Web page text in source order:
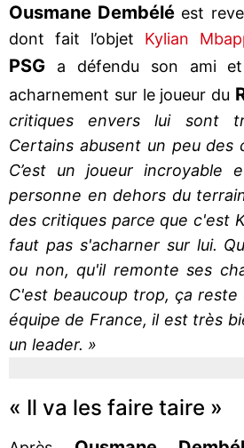
Ousmane Dembélé est
dont fait l’objet Kylian
PSG a défendu son ami
acharnement sur le joueur du
critiques envers lui sont
Certains abusent un peu des
C’est un joueur incroyable
personne en dehors du
des critiques parce que c'est
faut pas s'acharner sur lui.
ou non, qu'il remonte ses
C'est beaucoup trop, ça reste
équipe de France, il est très
un leader. »
« Il va les faire taire »